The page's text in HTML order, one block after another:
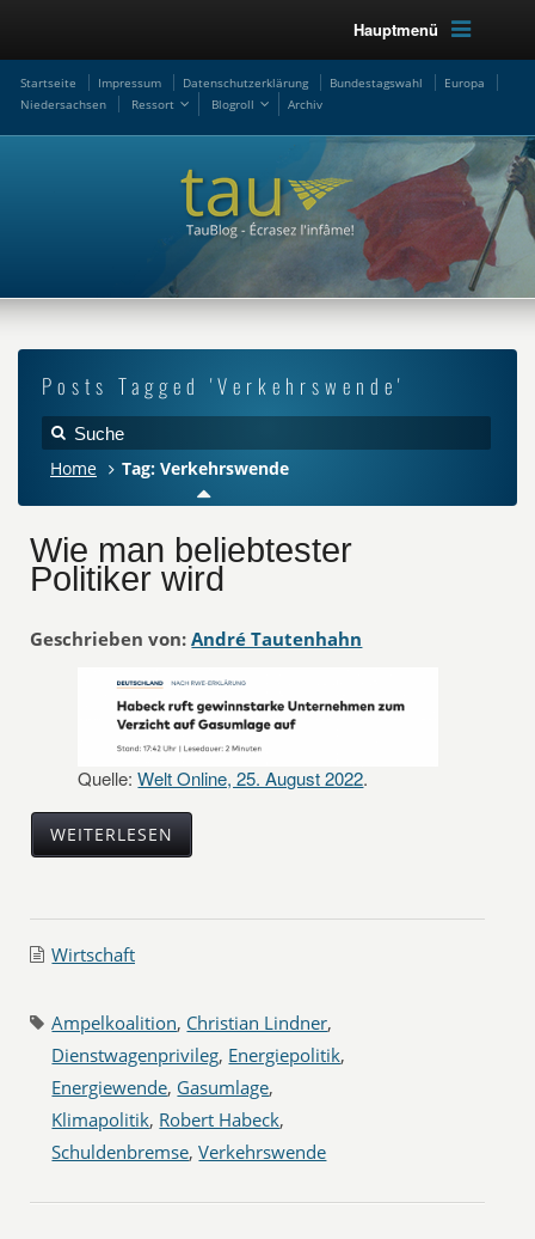
Hauptmenü
Startseite Impressum Datenschutzerklärung Bundestagswahl
Europa
Niedersachsen
Ressort Blogroll Archiv
Posts Tagged 'Verkehrswende'
Home Tag: Verkehrswende
Wie man beliebtester
Politiker wird
Geschrieben von: André Tautenhahn
Quelle:Welt Online, 25. August 2022.
WEITERLESEN
Wirtschaft
Ampelkoalition, Christian Lindner,
Dienstwagenprivileg, Energiepolitik,
Energiewende, Gasumlage,
Klimapolitik, Robert Habeck,
Schuldenbremse,Verkehrswende